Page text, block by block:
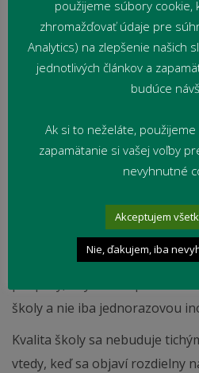
užitočným nástrojom. Pomáha
postoje, spracovať podnety,
identifikovať slabé miesta a
Jej zmyslom nie je nahradiť
metakognitívneho myslenia
prácu s dátami.
zapojeniu pedagogického
vybraných učiteľov jazykov.
práci s týmto nástrojom aj
školy a nie iba jednorazovou
Kvalita školy sa nebuduje
vtedy, keď sa objaví rozdielny
použijeme súbory cookie,
zhromažďovať údaje pre
Analytics) na zlepšenie našich
jednotlivých článkov a
budúce
Ak si to neželáte,
zapamätanie si vašej voľby
nevyhnutné
Akceptujem
Nie, ďakujem, iba